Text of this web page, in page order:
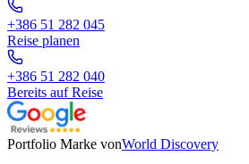
+386 51 282 045
Reise planen
+386 51 282 040
Bereits auf Reise
Portfolio Marke vonWorld Discovery